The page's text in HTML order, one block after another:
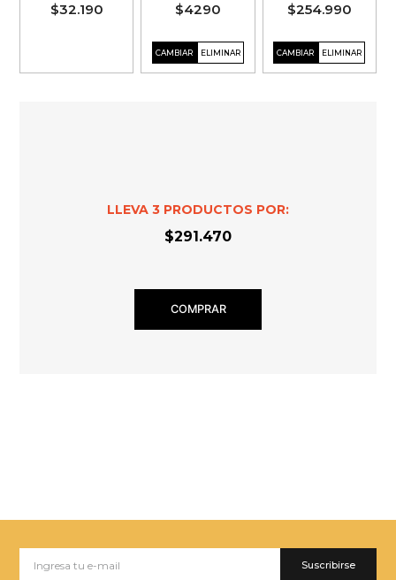
$32.190 $254.990
$4290
LLEVA 3 PRODUCTOS POR:
$291.470
COMPRAR
Suscribirse